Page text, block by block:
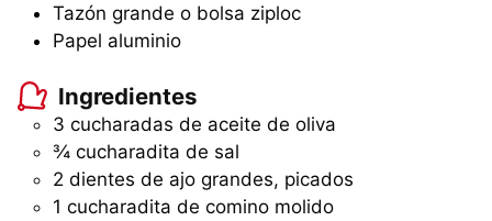
Tazón grande o bolsa ziploc
Papel aluminio
Ingredientes
3 cucharadas de aceite de oliva
¾ cucharadita de sal
2 dientes de ajo grandes, picados
1 cucharadita de comino molido